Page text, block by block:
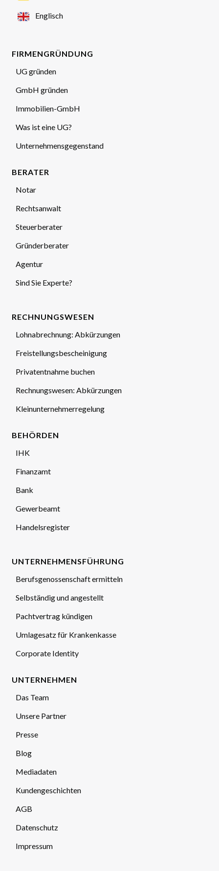
Englisch
FIRMENGRÜNDUNG
UG gründen
GmbH gründen
Immobilien-GmbH
Was ist eine UG?
Unternehmensgegenstand
BERATER
Notar
Rechtsanwalt
Steuerberater
Gründerberater
Agentur
Sind Sie Experte?
RECHNUNGSWESEN
Lohnabrechnung: Abkürzungen
Freistellungsbescheinigung
Privatentnahme buchen
Rechnungswesen: Abkürzungen
Kleinunternehmerregelung
BEHÖRDEN
IHK
Finanzamt
Bank
Gewerbeamt
Handelsregister
UNTERNEHMENSFÜHRUNG
Berufsgenossenschaft ermitteln
Selbständig und angestellt
Pachtvertrag kündigen
Umlagesatz für Krankenkasse
Corporate Identity
UNTERNEHMEN
Das Team
Unsere Partner
Presse
Blog
Mediadaten
Kundengeschichten
AGB
Datenschutz
Impressum